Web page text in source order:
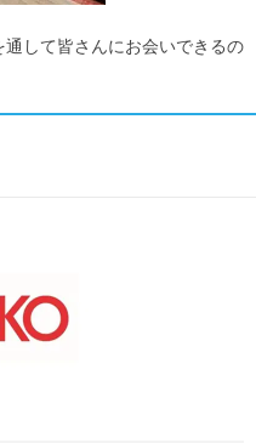
して皆さんにお会いできるの